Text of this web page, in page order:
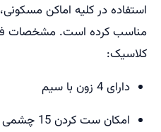
استفاده در کلیه اماکن
کلاسیک:
دارای 4 زون با سیم
امکان ست